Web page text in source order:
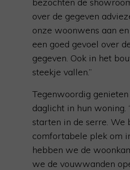
over de gegeven
onze woonwens aan
een goed gevoel over
gegeven. Ook in het
steekje vallen.”
Tegenwoordig
daglicht in hun woning.
starten in de serre. We
comfortabele plek om
hebben we de
we de vouwwanden